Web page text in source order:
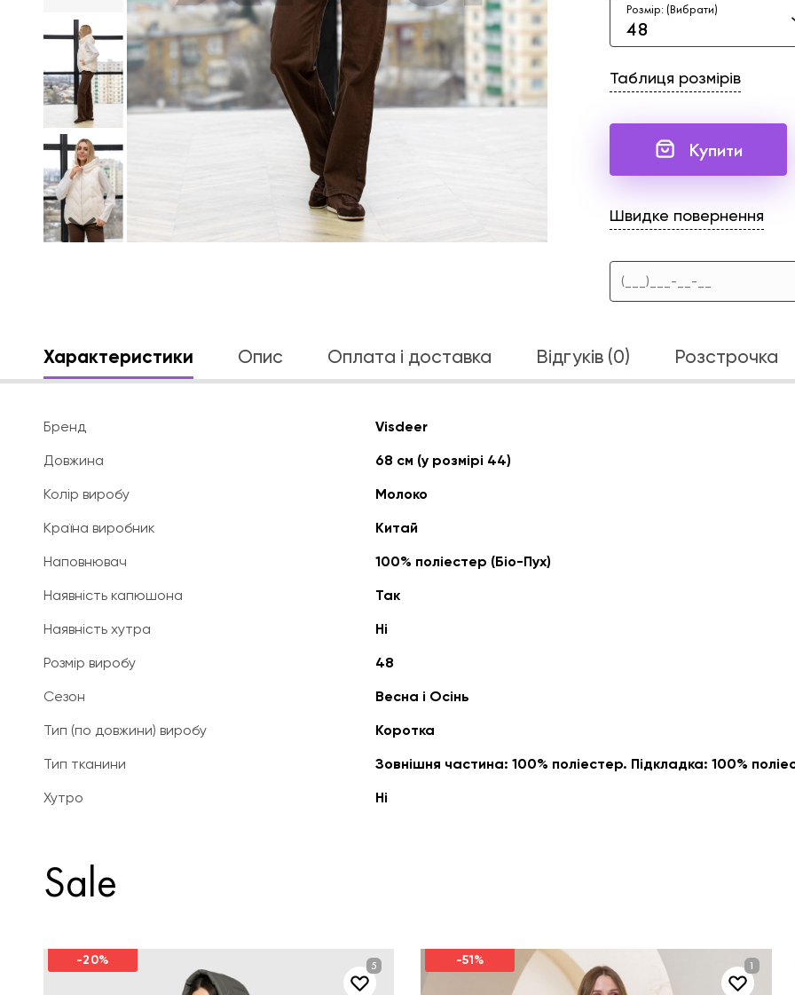
Розмір: (Вибрати)
48
Таблиця розмірів
Купити
Швидке повернення
Характеристики Опис Оплата і доставка Відгуків (0) Розстрочка
Бренд
Visdeer
Довжина
68 см (у розмірі 44)
Колір виробу
Молоко
Країна виробник
Китай
Наповнювач
100% поліестер (Біо-Пух)
Наявність капюшона
Так
Наявність хутра
Ні
Розмір виробу
48
Сезон
Весна і Осінь
Тип (по довжини) виробу
Коротка
Тип тканини
Зовнішня частина: 100% поліестер. Підкладка: 100%
Хутро
Ні
Sale
-20% -51%